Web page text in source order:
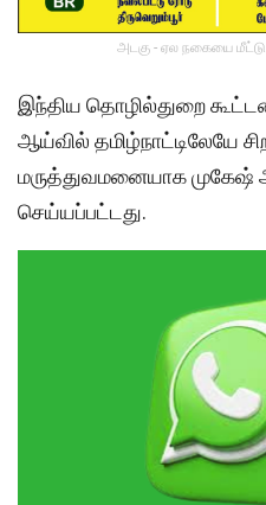
அடகு - ஏல நகையை
இந்திய தொழில்துறை
ஆய்வில் தமிழ்நாட்டிலேயே
மருத்துவமனையாக முகேஷ்
செய்யப்பட்டது.